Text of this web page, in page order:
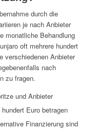
durch die
je nach Anbieter
monatliche Behandlung
oft mehrere hundert
verschiedenen Anbieter
nach
zu fragen.
und Anbieter
Euro betragen
Finanzierung sind